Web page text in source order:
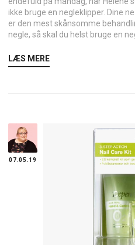
ikke bruge en negleklipper. Dine
er den mest skånsomme
negle, så skal du helst bruge en
LÆS MERE
07.05.19